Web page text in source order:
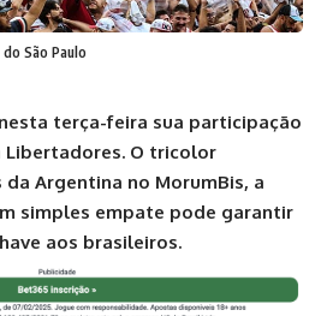
São Paulo
terça-feira sua participação
Libertadores. O tricolor
Argentina no MorumBis, a
simples empate pode garantir
aos brasileiros.